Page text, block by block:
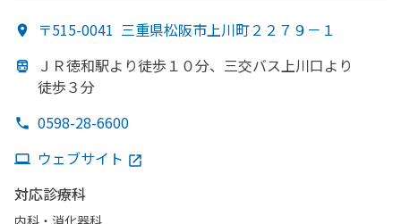
〒515-0041 三重県松阪市上川町２２７９－１
ＪＲ徳和駅より徒歩１０分、 三交バス上川口より
徒歩３分
0598-28-6600
ウェブサイト
対応診療科
内科・​消化器科